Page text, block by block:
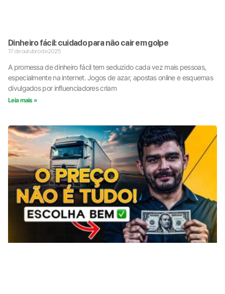
Dinheiro fácil: cuidado para não cair em golpe
17 de outubro de 2025
A promessa de dinheiro fácil tem seduzido cada vez mais pessoas,
especialmente na internet. Jogos de azar, apostas online e esquemas
divulgados por influenciadores criam
Leia mais »